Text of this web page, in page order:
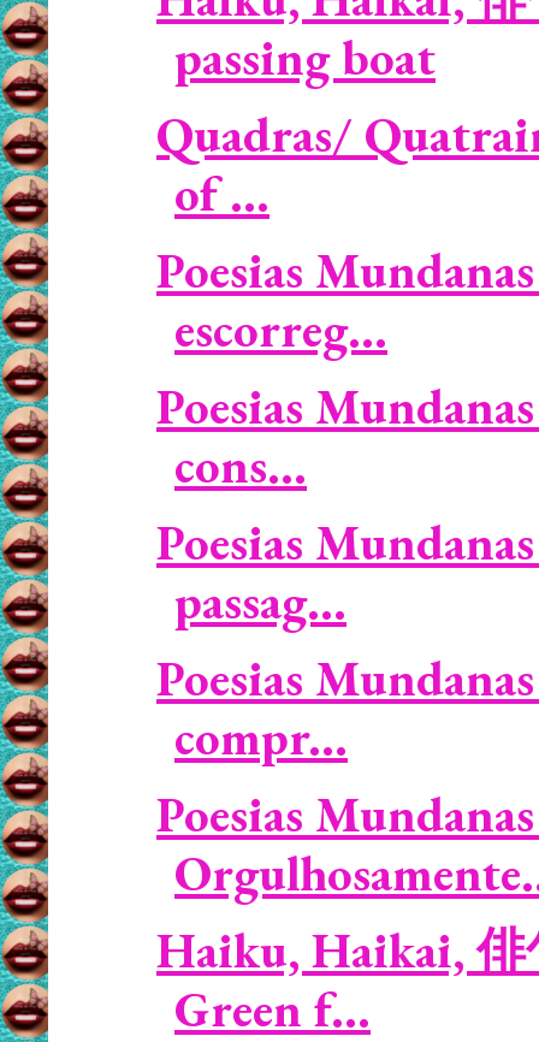
passing boat
Quadras/
of ...
Poesias
escorreg...
Poesias
cons...
Poesias
passag...
Poesias
compr...
Poesias
Haiku, Haikai, 俳
Green f...